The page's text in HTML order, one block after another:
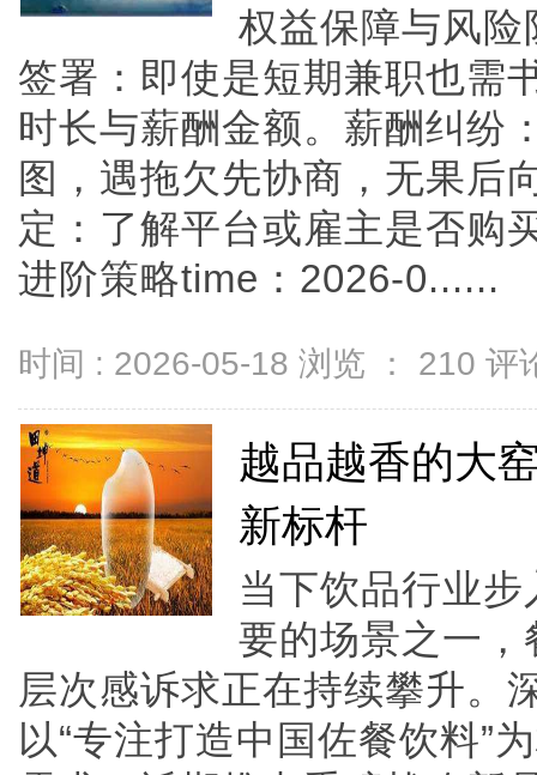
权益保障与风
签署：即使是短期兼职也需
时长与薪酬金额。薪酬纠纷
图，遇拖欠先协商，无果后
定：了解平台或雇主是否购
进阶策略time：2026-0......
时间 : 2026-05-18 浏览 ： 210 评
越品越香的大
新标杆
当下饮品行业
要的场景之一
层次感诉求正在持续攀升。
以“专注打造中国佐餐饮料”